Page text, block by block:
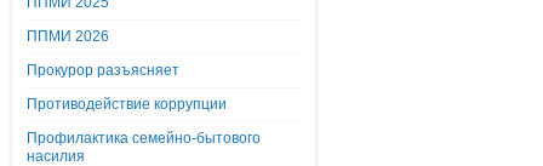
ППМИ 2026
Прокурор разъясняет
Противодействие коррупции
Профилактика семейно-бытового
насилия